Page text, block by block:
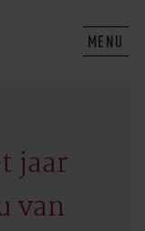
MENU
jaar
van